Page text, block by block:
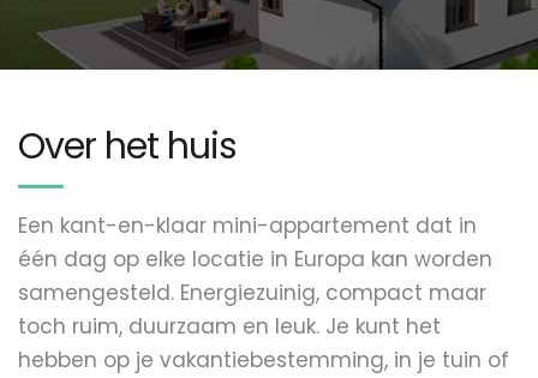
Over het huis
Een kant-en-klaar mini-appartement dat in
één dag op elke locatie in Europa kan worden
samengesteld. Energiezuinig, compact maar
toch ruim, duurzaam en leuk. Je kunt het
hebben op je vakantiebestemming, in je tuin of